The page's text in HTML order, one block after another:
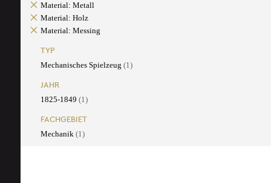
Material: Metall
Material: Holz
Material: Messing
TYP
Mechanisches Spielzeug (1)
JAHR
1825-1849 (1)
FACHGEBIET
Mechanik (1)